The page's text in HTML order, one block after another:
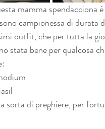
mamma spendacciona
campionessa di durata
outfit, che per tutta la
stata bene per qualcosa
sorta di preghiere, per